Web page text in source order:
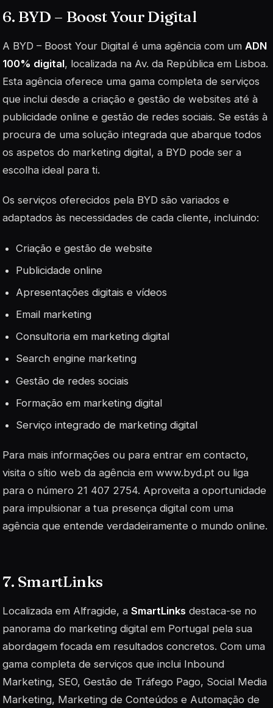
6. BYD – Boost Your Digital
A BYD – Boost Your Digital é uma agência com um ADN
100% digital, localizada na Av. da República em Lisboa.
Esta agência oferece uma gama completa de serviços
que inclui desde a criação e gestão de websites até à
publicidade online e gestão de redes sociais. Se estás à
procura de uma solução integrada que abarque todos
os aspetos do marketing digital, a BYD pode ser a
escolha ideal para ti.
Os serviços oferecidos pela BYD são variados e
adaptados às necessidades de cada cliente, incluindo:
Criação e gestão de website
Publicidade online
Apresentações digitais e vídeos
Email marketing
Consultoria em marketing digital
Search engine marketing
Gestão de redes sociais
Formação em marketing digital
Serviço integrado de marketing digital
Para mais informações ou para entrar em contacto,
visita o sítio web da agência em www.byd.pt ou liga
para o número 21 407 2754. Aproveita a oportunidade
para impulsionar a tua presença digital com uma
agência que entende verdadeiramente o mundo online.
7. SmartLinks
Localizada em Alfragide, a SmartLinks destaca-se no
panorama do marketing digital em Portugal pela sua
abordagem focada em resultados concretos. Com uma
gama completa de serviços que inclui Inbound
Marketing, SEO, Gestão de Tráfego Pago, Social Media
Marketing, Marketing de Conteúdos e Automação de